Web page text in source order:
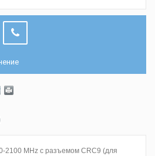
2100 MHz с разъемом CRC9 (для